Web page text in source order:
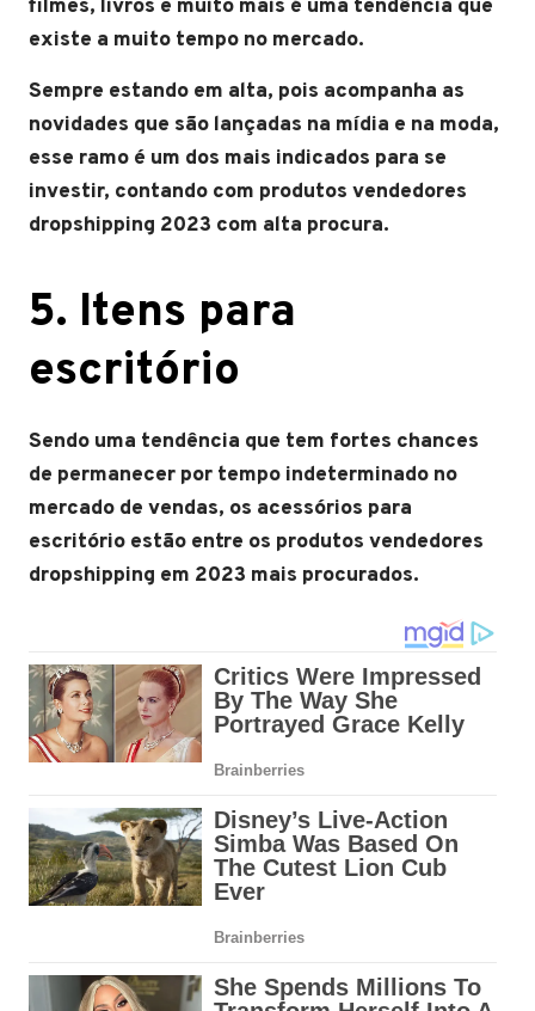
filmes, livros e muito mais é uma tendência que
existe a muito tempo no mercado.
Sempre estando em alta, pois acompanha as
novidades que são lançadas na mídia e na moda,
esse ramo é um dos mais indicados para se
investir, contando com produtos vendedores
dropshipping 2023 com alta procura.
5. Itens para
escritório
Sendo uma tendência que tem fortes chances
de permanecer por tempo indeterminado no
mercado de vendas, os acessórios para
escritório estão entre os produtos vendedores
dropshipping em 2023 mais procurados.